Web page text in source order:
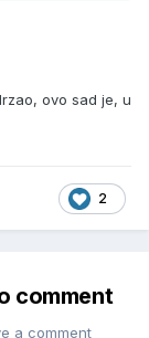
ovo sad je, u
2
comment
a comment